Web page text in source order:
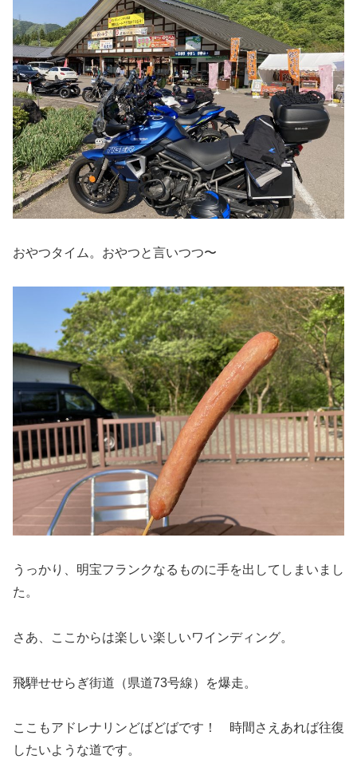
おやつタイム。おやつと言いつつ〜
うっかり、明宝フランクなるものに手を出してしまいまし
た。
さあ、ここからは楽しい楽しいワインディング。
飛騨せせらぎ街道（県道73号線）を爆走。
ここもアドレナリンどばどばです！ 時間さえあれば往復
したいような道です。